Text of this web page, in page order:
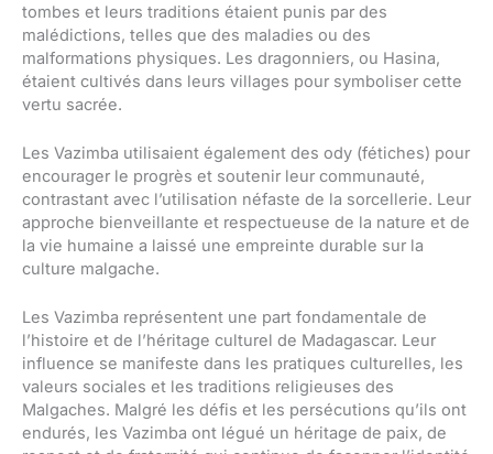
tombes et leurs traditions étaient punis par des
malédictions, telles que des maladies ou des
malformations physiques. Les dragonniers, ou Hasina,
étaient cultivés dans leurs villages pour symboliser cette
vertu sacrée.
Les Vazimba utilisaient également des ody (fétiches) pour
encourager le progrès et soutenir leur communauté,
contrastant avec l’utilisation néfaste de la sorcellerie. Leur
approche bienveillante et respectueuse de la nature et de
la vie humaine a laissé une empreinte durable sur la
culture malgache.
Les Vazimba représentent une part fondamentale de
l’histoire et de l’héritage culturel de Madagascar. Leur
influence se manifeste dans les pratiques culturelles, les
valeurs sociales et les traditions religieuses des
Malgaches. Malgré les défis et les persécutions qu’ils ont
endurés, les Vazimba ont légué un héritage de paix, de